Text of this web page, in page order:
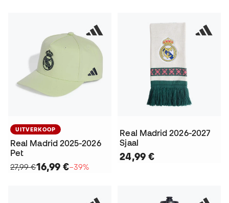
UITVERKOOP
Real Madrid 2025-2026
Pet
27,99 €16,99 €−39%
Real Madrid 2026-2027
Sjaal
24,99 €